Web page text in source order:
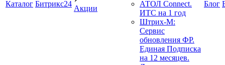
Каталог Битрикс24
Акции
АТОЛ Connect.
ИТС на 1 год
Штрих-М:
Сервис
обновления ФР.
Единая Подписка
на 12 месяцев.
Блог